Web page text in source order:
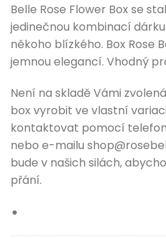
Belle Rose Flower Box se
jedinečnou kombinací
někoho blízkého. Box Rose
jemnou elegancí. Vhodný
Není na skladě Vámi
box vyrobit ve vlastní
kontaktovat pomocí
nebo e-mailu
bude v našich silách,
přání.